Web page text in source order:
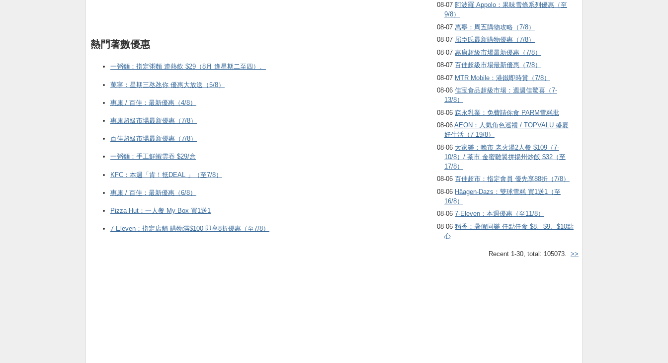
08-07 阿波羅 Appolo：果味雪條系列優惠（至
9/8）
08-07 萬寧：周五購物攻略（7/8）
08-07 屈臣氏最新購物優惠（7/8）
08-07 惠康超級市場最新優惠（7/8）
08-07 百佳超級市場最新優惠（7/8）
08-07 MTR Mobile：港鐵即時賞（7/8）
08-06 佳宝食品超級市場：週週佳驚喜（7-
13/8）
08-06 森永乳業：免費請你食 PARM雪糕批
08-06 AEON：人氣角色巡禮 / TOPVALU 盛夏
好生活（7-19/8）
08-06 大家樂：晚市 老火湯2人餐 $109（7-
10/8）/ 茶市 金蜜雞翼拼揚州炒飯 $32（至
17/8）
08-06 百佳超市：指定會員 優先享88折（7/8）
08-06 Häagen-Dazs ：雙球雪糕 買1送1（至
16/8）
08-06 7-Eleven：本週優惠（至11/8）
08-06 稻香：暑假同樂 任點任食 $8、$9、$10點
心
Recent 1-30, total: 105073. >>
熱門著數優惠
一粥麵：指定粥麵 連熱飲 $29（8月 逢星期二至四）、
萬寧：星期三氹氹你 優惠大放送（5/8）
惠康 / 百佳：最新優惠（4/8）
惠康超級市場最新優惠（7/8）
百佳超級市場最新優惠（7/8）
一粥麵：手工鮮蝦雲吞 $29/盒
KFC ：本週「肯！抵DEAL 」（至7/8）
惠康 / 百佳：最新優惠（6/8）
Pizza Hut：一人餐 My Box 買1送1
7-Eleven：指定店舖 購物滿$100 即享8折優惠（至7/8）